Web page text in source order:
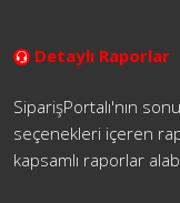
Detaylı Raporlar
SiparişPortalı'nın
seçenekleri içeren
kapsamlı raporlar